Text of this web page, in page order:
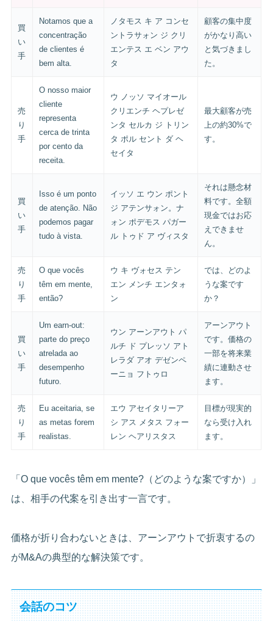
買
い
手
Notamos que a
concentração
de clientes é
bem alta.
ノタモス キ ア コンセ
ントラサォン ジ クリ
エンテス エ ベン アウ
タ
顧客の集中度
がかなり高い
と気づきまし
た。
売
り
手
O nosso maior
cliente
representa
cerca de trinta
por cento da
receita.
ウ ノッソ マイオール
クリエンチ ヘプレゼ
ンタ セルカ ジ トリン
タ ポル セント ダ ヘ
セイタ
最大顧客が売
上の約30%で
す。
買
い
手
Isso é um ponto
de atenção. Não
podemos pagar
tudo à vista.
イッソ エ ウン ポント
ジ アテンサォン。ナ
ォン ポデモス パガー
ル トゥド ア ヴィスタ
それは懸念材
料です。全額
現金ではお応
えできませ
ん。
売
り
手
O que vocês
têm em mente,
então?
ウ キ ヴォセス テン
エン メンチ エンタォ
ン
では、どのよ
うな案です
か？
買
い
手
Um earn-out:
parte do preço
atrelada ao
desempenho
futuro.
ウン アーンアウト パ
ルチ ド プレッソ アト
レラダ アオ デゼンペ
ーニョ フトゥロ
アーンアウト
です。価格の
一部を将来業
績に連動させ
ます。
売
り
手
Eu aceitaria, se
as metas forem
realistas.
エウ アセイタリーア
シ アス メタス フォー
レン ヘアリスタス
目標が現実的
なら受け入れ
ます。
「O que vocês têm em mente?（どのような案ですか）」
は、相手の代案を引き出す一言です。
価格が折り合わないときは、アーンアウトで折衷するの
がM&Aの典型的な解決策です。
会話のコツ